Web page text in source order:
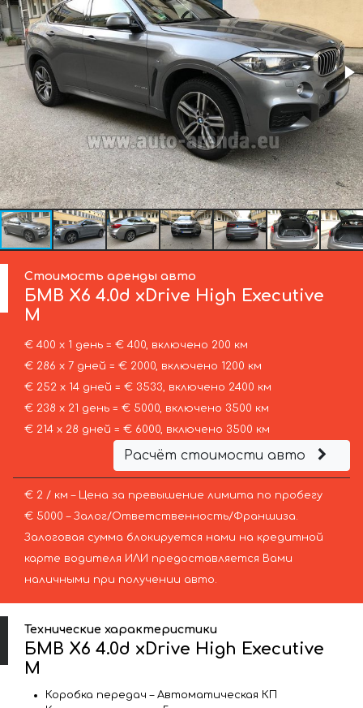
Стоимость аренды авто
БМВ X6 4.0d xDrive High Executive
M
€ 400 х 1 день = € 400, включено 200 км
€ 286 х 7 дней = € 2000, включено 1200 км
€ 252 х 14 дней = € 3533, включено 2400 км
€ 238 х 21 день = € 5000, включено 3500 км
€ 214 х 28 дней = € 6000, включено 3500 км
Расчёт стоимости авто
€ 2 / км – Цена за превышение лимита по пробегу
€ 5000 – Залог/Ответственность/Франшиза.
Залоговая сумма блокируется нами на кредитной
карте водителя ИЛИ предоставляется Вами
наличными при получении авто.
Технические характеристики
БМВ X6 4.0d xDrive High Executive
M
Коробка передач – Автоматическая КП